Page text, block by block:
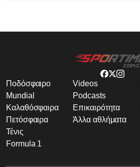
Ποδόσφαιρο
Mundial
Καλαθόσφαιρα
Πετόσφαιρα
Τένις
Formula 1
Videos
Podcasts
Επικαιρότητα
Άλλα αθλήματα